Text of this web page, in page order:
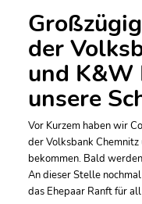
der
und
unsere
Vor Kurzem haben wir
der Volksbank
bekommen. Bald
An dieser Stelle
das Ehepaar Ranft für